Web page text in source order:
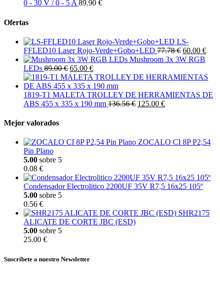
0 - 30 V / 0 - 5 A 89.90 €
Ofertas
LS-
FFLED10 Laser Rojo-Verde+Gobo+LED 77.78 € 60.00 €
Mushroom 3x 3W RGB
LEDs 89.00 € 65.00 €
1819-T1 MALETA TROLLEY DE HERRAMIENTAS DE
ABS 455 x 335 x 190 mm 136.56 € 125.00 €
Mejor valorados
ZOCALO CI 8P P2,54
Pin Plano
5.00 sobre 5
0.08 €
Condensador Electrolitico 2200UF 35V R7,5 16x25 105º
5.00 sobre 5
0.56 €
SHR2175
ALICATE DE CORTE JBC (ESD)
5.00 sobre 5
25.00 €
Suscríbete a nuestro Newsletter